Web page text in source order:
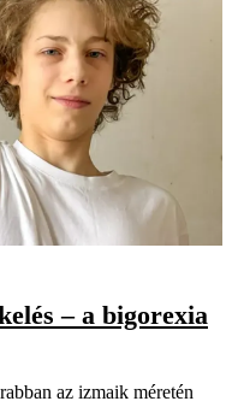
– a bigorexia
az izmaik méretén